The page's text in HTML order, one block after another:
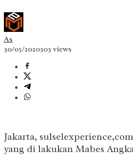
As
30/05/2020303 views
Jakarta,
yang di lakukan Mabes